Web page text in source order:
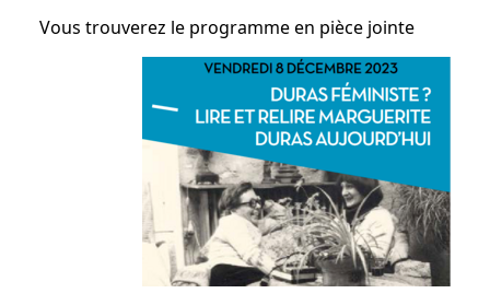
Vous trouverez le programme en pièce jointe